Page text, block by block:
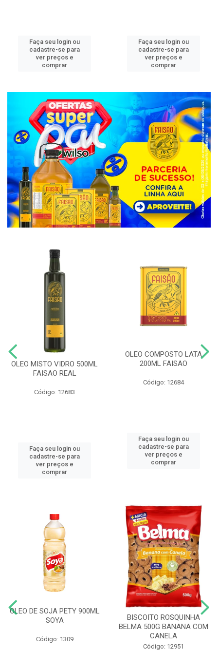
Faça seu login ou
cadastre-se para
ver preços e
comprar
Faça seu login ou
cadastre-se para
ver preços e
comprar
OLEO MISTO VIDRO 500ML
FAISAO REAL
Código: 12683
Faça seu login ou
cadastre-se para
ver preços e
comprar
OLEO COMPOSTO LATA
200ML FAISAO
Código: 12684
Faça seu login ou
cadastre-se para
ver preços e
comprar
OLEO DE SOJA PETY 900ML
SOYA
Código: 1309
BISCOITO ROSQUINHA
BELMA 500G BANANA COM
CANELA
Código: 12951